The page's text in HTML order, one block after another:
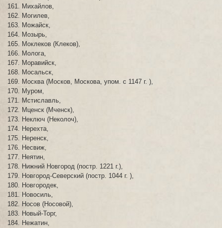
Михайлов,
Могилев,
Можайск,
Мозырь,
Моклеков (Клеков),
Молога,
Моравийск,
Мосальск,
Москва (Москов, Москова, упом. с 1147 г. ),
Муром,
Мстиславль,
Мценск (Мченск),
Неключ (Неколоч),
Нерехта,
Неренск,
Несвиж,
Неятин,
Нижний Новгород (постр. 1221 г.),
Новгород-Северский (постр. 1044 г. ),
Новгородек,
Новосиль,
Носов (Носовой),
Новый-Торг,
Нежатин,